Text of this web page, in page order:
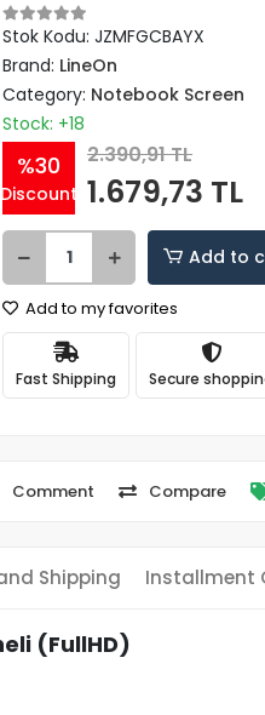
Stok Kodu: JZMFGCBAYX
Brand: LineOn
Category: Notebook Screen
Stock: +18
%30
Discount
2.390,91 TL
1.679,73 TL
Add to
Add to my favorites
Fast Shipping Secure
Comment Compare
Shipping Installment
(FullHD)